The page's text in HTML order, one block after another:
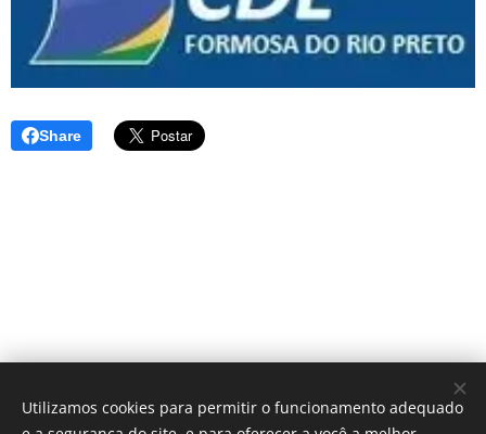
Share
Utilizamos cookies para permitir o funcionamento adequado